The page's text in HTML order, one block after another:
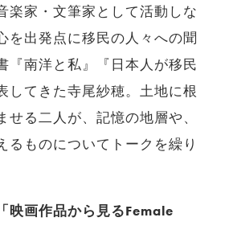
楽家・文筆家として活動しな
を出発点に移民の人々への聞
『南洋と私』『日本人が移民
してきた寺尾紗穂。土地に根
せる二人が、記憶の地層や、
るものについてトークを繰り
映画作品から見るFemale